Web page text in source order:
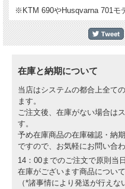
※KTM 690やHusqvarna 701モ
在庫と納期について
当店はシステムの都合上全て
ます。
ご注文後、在庫がない場合は
す。
予め在庫商品の在庫確認・納
ですので、お気軽にお問い合わ
14：00までのご注文で原則当
在庫がございます商品につい
（*諸事情により発送が行え